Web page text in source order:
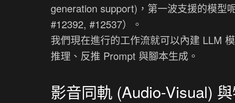
generation support)，第一波支援的模型
#12392, #12537）。
我們現在進行的工作流就可以內建 LLM
推理、反推 Prompt 與腳本生成。
影音同軌 (Audio-Visual)